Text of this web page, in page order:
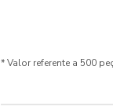
* Valor referente a 500